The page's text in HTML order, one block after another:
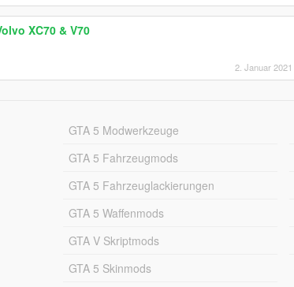
XC70 & V70
2. Januar 2021
GTA 5 Modwerkzeuge
GTA 5 Fahrzeugmods
GTA 5 Fahrzeuglackierungen
GTA 5 Waffenmods
GTA V Skriptmods
GTA 5 Skinmods